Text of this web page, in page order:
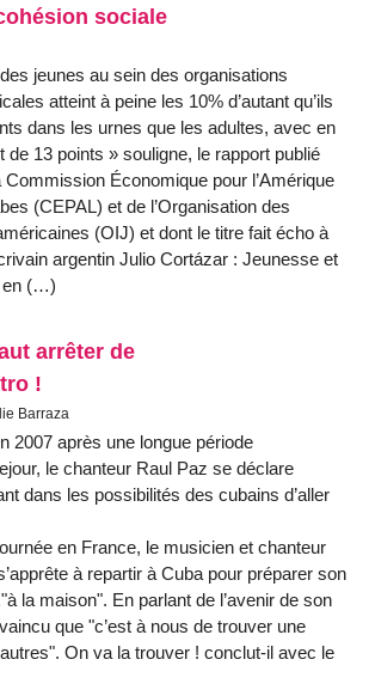
sociale
jeunes au sein des organisations
atteint à peine les 10% d’autant qu’ils
dans les urnes que les adultes, avec en
de 13 points » souligne, le rapport publié
Économique pour l’Amérique
(CEPAL) et de l’Organisation des
(OIJ) et dont le titre fait écho à
argentin Julio Cortázar : Jeunesse et
en (…)
arrêter de
!
Barraza
2007 après une longue période
le chanteur Raul Paz se déclare
dans les possibilités des cubains d’aller
en France, le musicien et chanteur
à repartir à Cuba pour préparer son
la maison". En parlant de l’avenir de son
que "c’est à nous de trouver une
On va la trouver ! conclut-il avec le